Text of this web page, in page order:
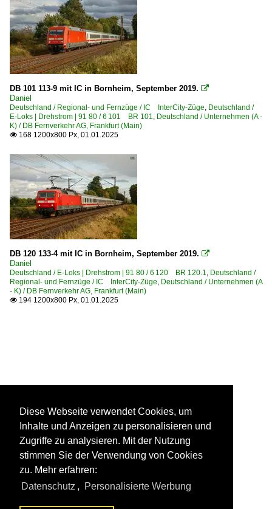
DB 101 113-9 mit IC in Bornheim, September 2019. 
Daniel
Deutschland / Regional- und Fernzüge / IC InterCity-Züge, Deutschland /
E-Loks | Drehstrom | 91 80 / 6 101 BR 101, Deutschland / Unternehmen (A -
K) / DB Fernverkehr AG, Frankfurt (Main)
 168 1200x800 Px, 01.01.2025
DB 120 133-4 mit IC in Bornheim, September 2019. 
Daniel
Deutschland / E-Loks | Drehstrom | 91 80 / 6 120 BR 120.1, Deutschland /
Regional- und Fernzüge / IC InterCity-Züge, Deutschland / Unternehmen (A
- K) / DB Fernverkehr AG, Frankfurt (Main)
 194 1200x800 Px, 01.01.2025
Diese Webseite verwendet Cookies, um
Inhalte und Anzeigen zu personalisieren und
Zugriffe zu analysieren. Mit der Nutzung
stimmen Sie der Verwendung von Cookies
zu. Mehr erfahren:
Datenschutz , Personalisierte Werbung